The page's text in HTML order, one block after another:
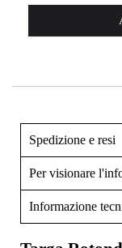
Spedizione e resi
Per visionare
Informazione